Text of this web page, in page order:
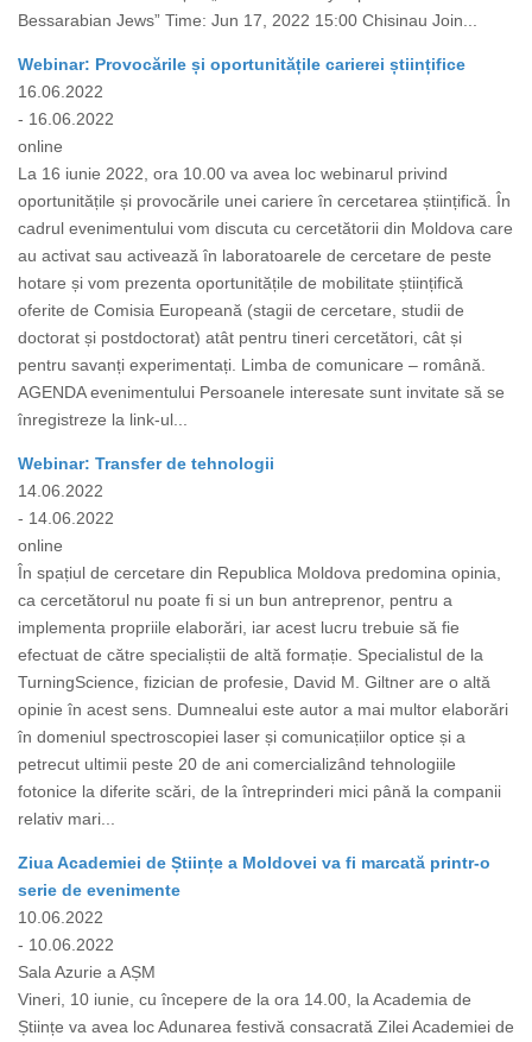
Bessarabian Jews” Time: Jun 17, 2022 15:00 Chisinau Join...
Webinar: Provocările și oportunitățile carierei științifice
16.06.2022
- 16.06.2022
online
La 16 iunie 2022, ora 10.00 va avea loc webinarul privind
oportunitățile și provocările unei cariere în cercetarea științifică. În
cadrul evenimentului vom discuta cu cercetătorii din Moldova care
au activat sau activează în laboratoarele de cercetare de peste
hotare și vom prezenta oportunitățile de mobilitate științifică
oferite de Comisia Europeană (stagii de cercetare, studii de
doctorat și postdoctorat) atât pentru tineri cercetători, cât și
pentru savanți experimentați. Limba de comunicare – română.
AGENDA evenimentului Persoanele interesate sunt invitate să se
înregistreze la link-ul...
Webinar: Transfer de tehnologii
14.06.2022
- 14.06.2022
online
În spațiul de cercetare din Republica Moldova predomina opinia,
ca cercetătorul nu poate fi si un bun antreprenor, pentru a
implementa propriile elaborări, iar acest lucru trebuie să fie
efectuat de către specialiștii de altă formație. Specialistul de la
TurningScience, fizician de profesie, David M. Giltner are o altă
opinie în acest sens. Dumnealui este autor a mai multor elaborări
în domeniul spectroscopiei laser și comunicațiilor optice și a
petrecut ultimii peste 20 de ani comercializând tehnologiile
fotonice la diferite scări, de la întreprinderi mici până la companii
relativ mari...
Ziua Academiei de Științe a Moldovei va fi marcată printr-o
serie de evenimente
10.06.2022
- 10.06.2022
Sala Azurie a AȘM
Vineri, 10 iunie, cu începere de la ora 14.00, la Academia de
Științe va avea loc Adunarea festivă consacrată Zilei Academiei de